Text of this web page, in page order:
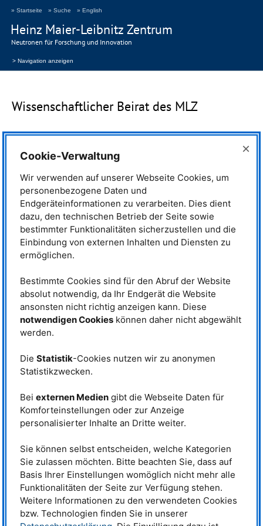
Heinz Maier-Leibnitz Zentrum
Neutronen für Forschung und Innovation
» Startseite » Suche » English
> Navigation anzeigen
Wissenschaftlicher Beirat des MLZ
Der wissenschaftliche Beirat im Jahr 2026. © Iris Köhler, JCNS@MLZ
(Vorsitzender)
Paul Scherrer Institute, Schweiz
Dr. Ken Andersen
Institut Laue-Langevin, Frankreich
Prof. Dr. Lise Arleth
Prof. Dr. Giovanni Bruno
Physikalisch-Technische Bundesanstalt (PTB)
Prof. Dr. Martin Fertl
Johannes Gutenberg-Universität Mainz
Dr. Victoria Garcia Sakai
ISISNeutron and Muon Source, UK
Cookie-Verwaltung ×
Wir verwenden auf unserer Webseite Cookies, um
personenbezogene Daten und
Endgeräteinformationen zu verarbeiten. Dies dient
dazu, den technischen Betrieb der Seite sowie
bestimmter Funktionalitäten sicherzustellen und die
Einbindung von externen Inhalten und Diensten zu
ermöglichen.
Bestimmte Cookies sind für den Abruf der Website
absolut notwendig, da Ihr Endgerät die Website
ansonsten nicht richtig anzeigen kann. Diese
notwendigen Cookieskönnen daher nicht abgewählt
werden.
Die Statistik-Cookies nutzen wir zu anonymen
Statistikzwecken.
Bei externen Mediengibt die Webseite Daten für
Komforteinstellungen oder zur Anzeige
personalisierter Inhalte an Dritte weiter.
Sie können selbst entscheiden, welche Kategorien
Sie zulassen möchten. Bitte beachten Sie, dass auf
Basis Ihrer Einstellungen womöglich nicht mehr alle
Funktionalitäten der Seite zur Verfügung stehen.
Weitere Informationen zu den verwendeten Cookies
bzw. Technologien finden Sie in unserer